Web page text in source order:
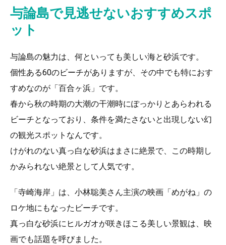
与論島で見逃せないおすすめスポ
ット
与論島の魅力は、何といっても美しい海と砂浜です。
個性ある60のビーチがありますが、その中でも特におす
すめなのが「百合ヶ浜」です。
春から秋の時期の大潮の干潮時にぽっかりとあらわれる
ビーチとなっており、条件を満たさないと出現しない幻
の観光スポットなんです。
けがれのない真っ白な砂浜はまさに絶景で、この時期し
かみられない絶景として人気です。
「寺崎海岸」は、小林聡美さん主演の映画「めがね」の
ロケ地にもなったビーチです。
真っ白な砂浜にヒルガオが咲きほこる美しい景観は、映
画でも話題を呼びました。